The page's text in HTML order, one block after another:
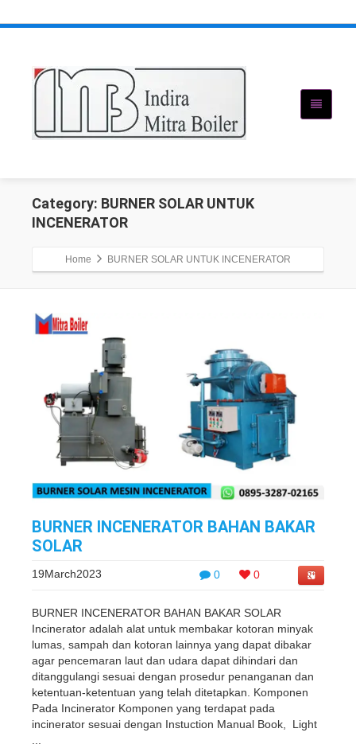
Category: BURNER SOLAR UNTUK
INCENERATOR
Home BURNER SOLAR UNTUK INCENERATOR
BURNER INCENERATOR BAHAN BAKAR
SOLAR
0 0
19March2023
BURNER INCENERATOR BAHAN BAKAR SOLAR
Incinerator adalah alat untuk membakar kotoran minyak
lumas, sampah dan kotoran lainnya yang dapat dibakar
agar pencemaran laut dan udara dapat dihindari dan
ditanggulangi sesuai dengan prosedur penanganan dan
ketentuan-ketentuan yang telah ditetapkan. Komponen
Pada Incinerator Komponen yang terdapat pada
incinerator sesuai dengan Instuction Manual Book, Light